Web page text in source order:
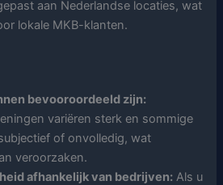
aan Nederlandse locaties, wat
lokale MKB-klanten.
bevooroordeeld zijn:
variëren sterk en sommige
of onvolledig, wat
veroorzaken.
afhankelijk van bedrijven: Als u